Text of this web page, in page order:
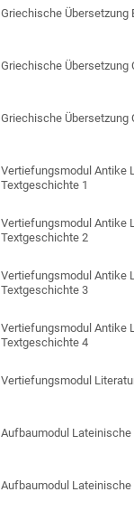
Griechische Übersetzung
Griechische Übersetzung
Griechische Übersetzung
Vertiefungsmodul Antike
Textgeschichte 1
Vertiefungsmodul Antike
Textgeschichte 2
Vertiefungsmodul Antike
Textgeschichte 3
Vertiefungsmodul Antike
Textgeschichte 4
Vertiefungsmodul
Aufbaumodul
Aufbaumodul